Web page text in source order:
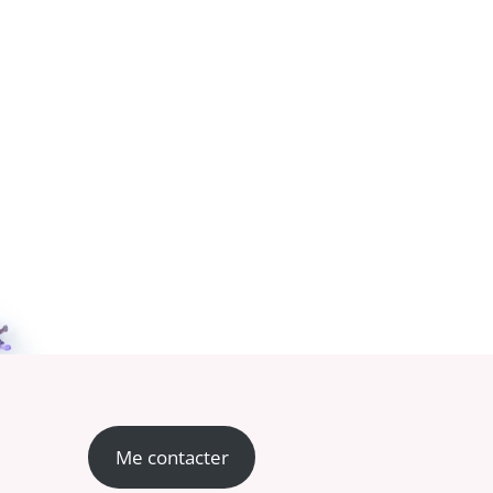
Me contacter